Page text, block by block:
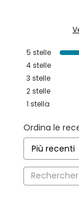
5 stelle
4stelle
3 stelle
2stelle
1 stella
Ordina le